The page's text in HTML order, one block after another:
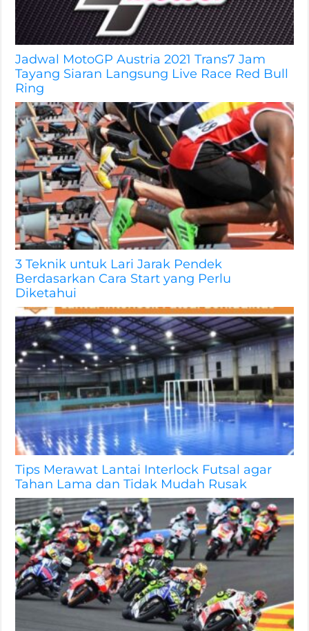
Jadwal MotoGP Austria 2021 Trans7 Jam
Tayang Siaran Langsung Live Race Red Bull
Ring
3 Teknik untuk Lari Jarak Pendek
Berdasarkan Cara Start yang Perlu
Diketahui
Tips Merawat Lantai Interlock Futsal agar
Tahan Lama dan Tidak Mudah Rusak